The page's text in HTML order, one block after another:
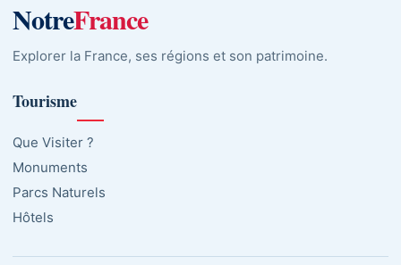
NotreFrance
Explorer la France, ses régions et son patrimoine.
Tourisme
Que Visiter ?
Monuments
Parcs Naturels
Hôtels